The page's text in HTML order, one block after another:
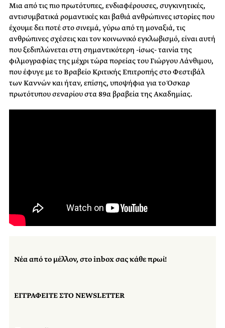
Μια από τις πιο πρωτότυπες, ενδιαφέρουσες, συγκινητικές,
αντισυμβατικά ρομαντικές και βαθιά ανθρώπινες ιστορίες που
έχουμε δει ποτέ στο σινεμά, γύρω από τη μοναξιά, τις
ανθρώπινες σχέσεις και τον κοινωνικό εγκλωβισμό, είναι αυτή
που ξεδιπλώνεται στη σημαντικότερη -ίσως- ταινία της
φιλμογραφίας της μέχρι τώρα πορείας του Γιώργου Λάνθιμου,
που έφυγε με το Βραβείο Κριτικής Επιτροπής στο Φεστιβάλ
των Καννών και ήταν, επίσης, υποψήφια για το Όσκαρ
πρωτότυπου σεναρίου στα 89α βραβεία της Ακαδημίας.
Νέα από το μέλλον, στο inbox σας κάθε πρωί!
ΕΓΓΡΑΦΕΙΤΕ ΣΤΟ NEWSLETTER